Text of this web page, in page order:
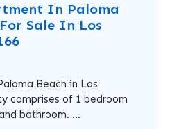
In Paloma
Sale In Los
Beach in Los
comprises of 1 bedroom
bathroom. ...